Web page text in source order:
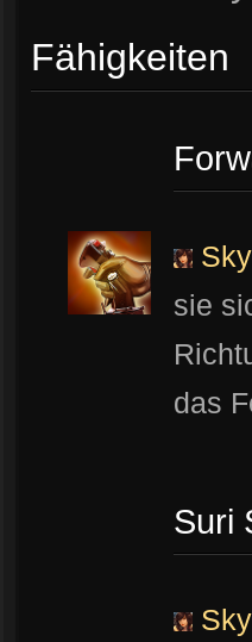
Fähigkeiten
sie
das
Suri